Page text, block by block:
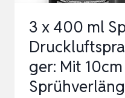
DRU…
3 x 400 ml
ger: Mit 10cm